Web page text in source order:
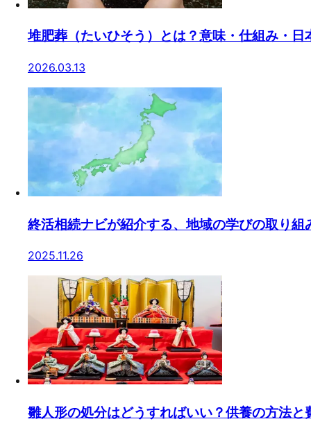
堆肥葬（たいひそう）とは？意味・仕組み・
2026.03.13
終活相続ナビが紹介する、地域の学びの取り組
2025.11.26
雛人形の処分はどうすればいい？供養の方法と